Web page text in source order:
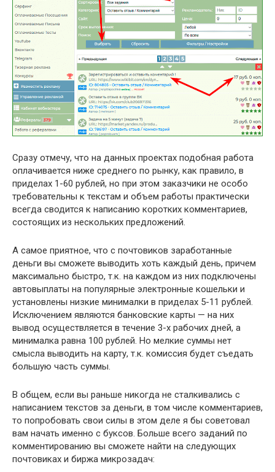
Сразу отмечу, что на данных проектах подобная работа
оплачивается ниже среднего по рынку, как правило, в
приделах 1-60 рублей, но при этом заказчики не особо
требовательны к текстам и объем работы практически
всегда сводится к написанию коротких комментариев,
состоящих из нескольких предложений.
А самое приятное, что с почтовиков заработанные
деньги вы сможете выводить хоть каждый день, причем
максимально быстро, т.к. на каждом из них подключены
автовыплаты на популярные электронные кошельки и
установлены низкие минималки в приделах 5-11 рублей.
Исключением являются банковские карты — на них
вывод осуществляется в течение 3-х рабочих дней, а
минималка равна 100 рублей. Но мелкие суммы нет
смысла выводить на карту, т.к. комиссия будет съедать
большую часть суммы.
В общем, если вы раньше никогда не сталкивались с
написанием текстов за деньги, в том числе комментариев,
то попробовать свои силы в этом деле я бы советовал
вам начать именно с буксов. Больше всего заданий по
комментированию вы сможете найти на следующих
почтовиках и биржа микрозадач: